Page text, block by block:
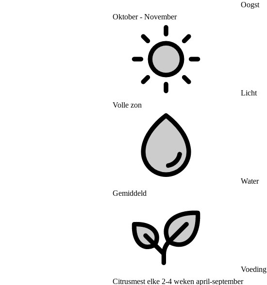
Oogst
Oktober - November
Licht
Volle zon
Water
Gemiddeld
Voeding
Citrusmest elke 2-4 weken april-september